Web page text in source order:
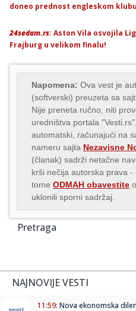
doneo prednost engleskom
24sedam.rs: Aston Vila osvojila
Frajburg u velikom finalu!
Napomena: Ova vest je
(softverski) preuzeta sa
Nije preneta ručno, niti
uredništva portala
automatski, računajući na
nameru sajta Nezavisne
(članak) sadrži netačne
krši nečija autorska prava -
tome ODMAH obavestite
uklonili sporni sadržaj.
Pretraga
NAJNOVIJE VESTI
11:59: Nova ekonomska